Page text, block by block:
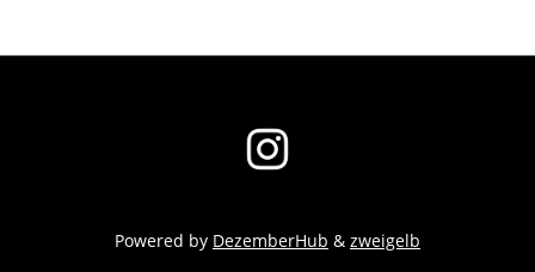
Powered by DezemberHub & zweigelb